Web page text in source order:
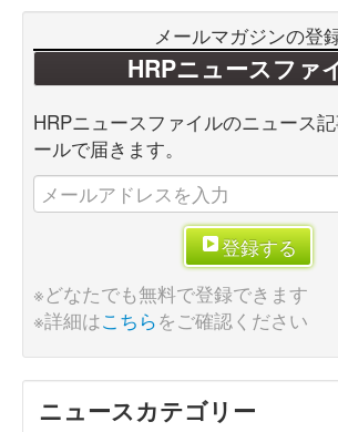
メールマガジンの登
HRPニュースファ
HRPニュースファイルのニュース
ールで届きます。
登録する
※どなたでも無料で登録できます
※詳細はこちらをご確認ください
ニュースカテゴリー